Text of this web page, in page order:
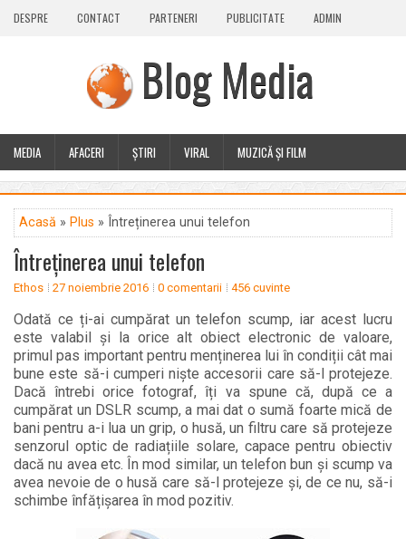
DESPRE CONTACT PARTENERI PUBLICITATE ADMIN
Blog Media
MEDIA AFACERI ȘTIRI VIRAL
MUZICĂ ȘI FILM
CALEIDOSCOP
BLOG GUEST POST PLUS
Acasă » Plus » Întreținerea unui telefon
Întreținerea unui telefon
Ethos 27 noiembrie 2016 0 comentarii 456 cuvinte
Odată ce ți-ai cumpărat un telefon scump, iar acest lucru
este valabil și la orice alt obiect electronic de valoare,
primul pas important pentru menținerea lui în condiții cât mai
bune este să-i cumperi niște accesorii care să-l protejeze.
Dacă întrebi orice fotograf, îți va spune că, după ce a
cumpărat un DSLR scump, a mai dat o sumă foarte mică de
bani pentru a-i lua un grip, o husă, un filtru care să protejeze
senzorul optic de radiațiile solare, capace pentru obiectiv
dacă nu avea etc. În mod similar, un telefon bun și scump va
avea nevoie de o husă care să-l protejeze și, de ce nu, să-i
schimbe înfățișarea în mod pozitiv.